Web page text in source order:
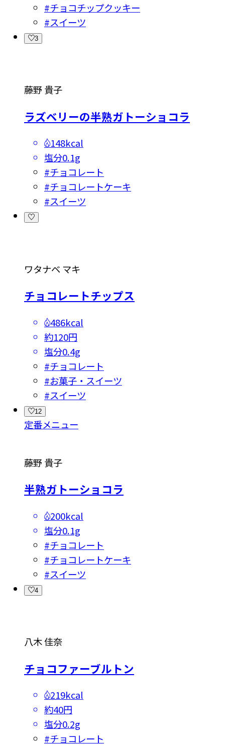
#チョコチップクッキー
#スイーツ
3
藤野 貴子
ラズベリーの半熟ガトーショコラ
148kcal
塩分0.1g
#チョコレート
#チョコレートケーキ
#スイーツ
ワタナベ マキ
チョコレートチップス
486kcal
約120円
塩分0.4g
#チョコレート
#お菓子・スイーツ
#スイーツ
12
定番メニュー
藤野 貴子
半熟ガトーショコラ
200kcal
塩分0.1g
#チョコレート
#チョコレートケーキ
#スイーツ
4
八木 佳奈
チョコファーブルトン
219kcal
約40円
塩分0.2g
#チョコレート